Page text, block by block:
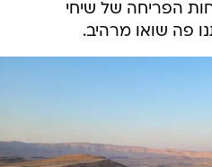
הפריחה של שיחי
פה שואו מרהיב.